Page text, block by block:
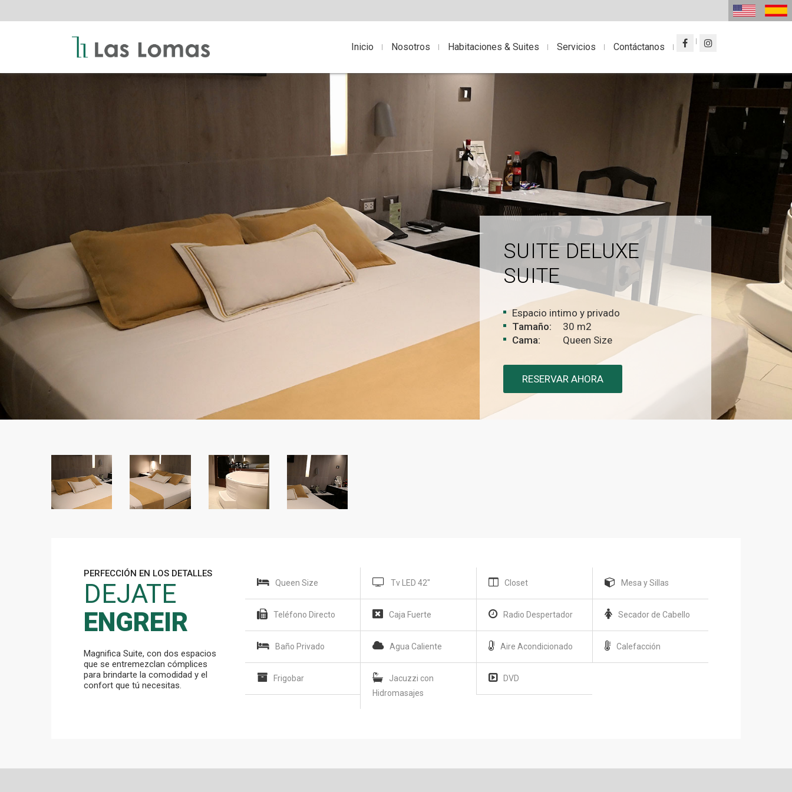
Inicio Nosotros Habitaciones & Suites Servicios Contáctanos
SUITE DELUXE
SUITE
Espacio intimo y privado
Tamaño:
30 m2
Cama:
Queen Size
RESERVAR AHORA
PERFECCIÓN EN LOS DETALLES
DEJATE
ENGREIR
Magnifica Suite, con dos espacios
que se entremezclan cómplices
para brindarte la comodidad y el
confort que tú necesitas.
Queen Size Tv LED 42" Closet Mesa y Sillas
Teléfono Directo Caja Fuerte Radio Despertador Secador de Cabello
Baño Privado Agua Caliente Aire Acondicionado Calefacción
Frigobar
Jacuzzi con
Hidromasajes
DVD